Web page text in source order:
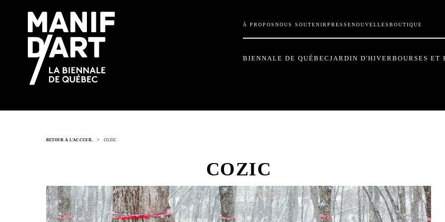
À PROPOS NOUS SOUTENIR PRESSENOUVELLES BOUTIQUE
BIENNALE DE QUÉBEC JARDIN D'HIVERBOURSES ET
RETOUR À L'ACCUEIL > COZIC
COZIC